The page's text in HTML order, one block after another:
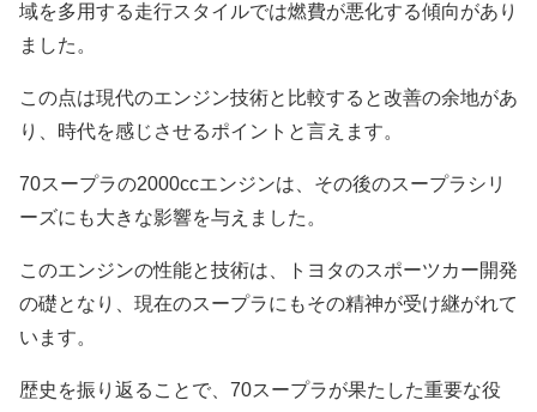
域を多用する走行スタイルでは燃費が悪化する傾向があり
ました。
この点は現代のエンジン技術と比較すると改善の余地があ
り、時代を感じさせるポイントと言えます。
70スープラの2000ccエンジンは、その後のスープラシリ
ーズにも大きな影響を与えました。
このエンジンの性能と技術は、トヨタのスポーツカー開発
の礎となり、現在のスープラにもその精神が受け継がれて
います。
歴史を振り返ることで、70スープラが果たした重要な役